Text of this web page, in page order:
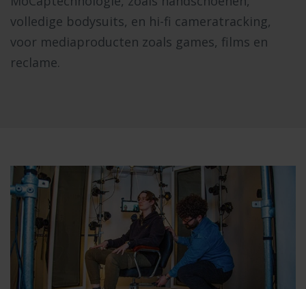
volledige bodysuits, en hi-fi cameratracking,
voor mediaproducten zoals games, films en
reclame.